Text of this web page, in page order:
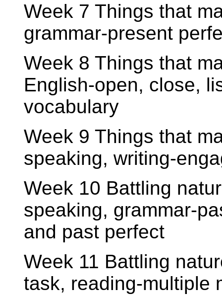
Week 7 Things that
grammar-present
Week 8 Things that
English-open, close,
vocabulary
Week 9 Things that
speaking, writing-
Week 10 Battling
speaking, grammar-
and past perfect
Week 11 Battling
task, reading-multiple